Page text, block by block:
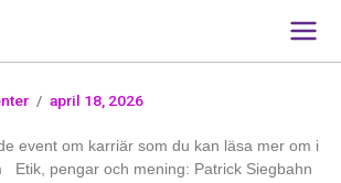
Main
event om karriär
/ april 18, 2026
event om karriär som du kan läsa mer om i
Etik, pengar och mening: Patrick Siegbahn